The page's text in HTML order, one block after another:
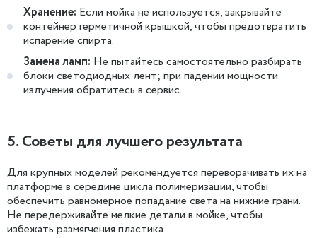
Хранение: Если мойка не используется, закрывайте
контейнер герметичной крышкой, чтобы предотвратить
испарение спирта.
Замена ламп: Не пытайтесь самостоятельно разбирать
блоки светодиодных лент; при падении мощности
излучения обратитесь в сервис.
5. Советы для лучшего результата
Для крупных моделей рекомендуется переворачивать их на
платформе в середине цикла полимеризации, чтобы
обеспечить равномерное попадание света на нижние грани.
Не передерживайте мелкие детали в мойке, чтобы
избежать размягчения пластика.